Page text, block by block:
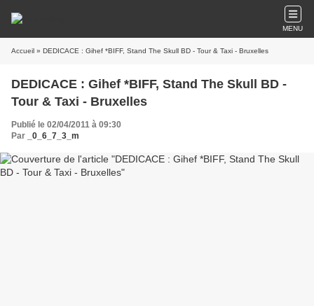
MENU
Accueil » DEDICACE : Gihef *BIFF, Stand The Skull BD - Tour & Taxi - Bruxelles
DEDICACE : Gihef *BIFF, Stand The Skull BD -
Tour & Taxi - Bruxelles
Publié le 02/04/2011 à 09:30
Par
_0_6_7_3_m